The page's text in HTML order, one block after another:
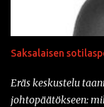
Saksalaisen
Eräs keskustelu
johtopäätökseen: